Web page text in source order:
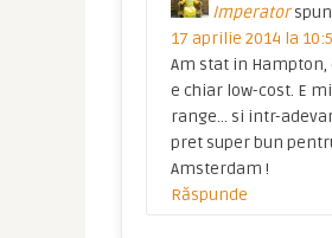
Imperator
17 aprilie 2014 la
Am stat in Hampton,
e chiar low-cost. E
range… si intr-
pret super bun
Amsterdam !
Răspunde